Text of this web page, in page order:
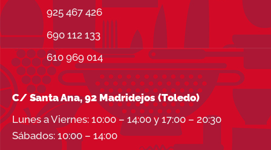
925 467 426
690 112 133
610 969 014
C/ Santa Ana, 92 Madridejos (Toledo)
Lunes a Viernes: 10:00 – 14:00 y 17:00 – 20:30
Sábados: 10:00 – 14:00